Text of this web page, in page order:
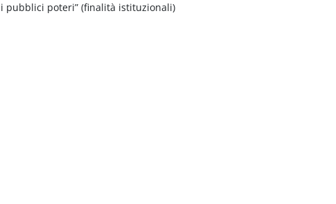
pubblici poteri” (finalità istituzionali)